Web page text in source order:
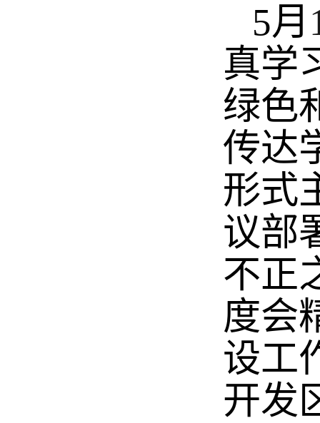
5月
真学
绿色
传达
形式
议部
不正
度会
设工
开发